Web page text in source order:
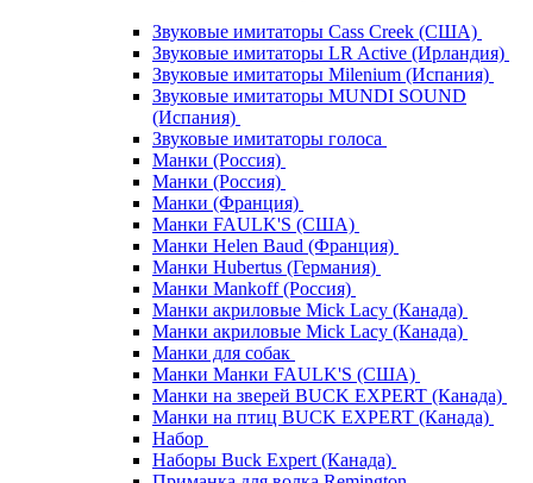
Звуковые имитаторы Cass Creek (США)
Звуковые имитаторы LR Active (Ирландия)
Звуковые имитаторы Milenium (Испания)
Звуковые имитаторы MUNDI SOUND
(Испания)
Звуковые имитаторы голоса
Манки (Россия)
Манки (Россия)
Манки (Франция)
Манки FAULK'S (США)
Манки Helen Baud (Франция)
Манки Hubertus (Германия)
Манки Mankoff (Россия)
Манки акриловые Mick Lacy (Канада)
Манки акриловые Mick Lacy (Канада)
Манки для собак
Манки Манки FAULK'S (США)
Манки на зверей BUCK EXPERT (Канада)
Манки на птиц BUCK EXPERT (Канада)
Набор
Наборы Buck Expert (Канада)